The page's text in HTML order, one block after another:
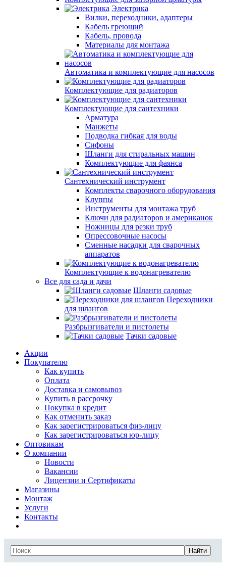
Электрика
Вилки, переходники, адаптеры
Кабель греющий
Кабель, провода
Материалы для монтажа
Автоматика и комплектующие для насосов
Комплектующие для радиаторов
Комплектующие для сантехники
Арматура
Манжеты
Подводка гибкая для воды
Сифоны
Шланги для стиральных машин
Комплектующие для фаянса
Сантехнический инструмент
Комплекты сварочного оборудования
Клуппы
Инструменты для монтажа труб
Ключи для радиаторов и американок
Ножницы для резки труб
Опрессовочные насосы
Сменные насадки для сварочных
аппаратов
Комплектующие к водонагревателю
Все для сада и дачи
Шланги садовые
Переходники
для шлангов
Разбрызгиватели и пистолеты
Тачки садовые
Акции
Покупателю
Как купить
Оплата
Доставка и самовывоз
Купить в рассрочку
Покупка в кредит
Как отменить заказ
Как зарегистрироваться физ-лицу
Как зарегистрироваться юр-лицу
Оптовикам
О компании
Новости
Вакансии
Лицензии и Сертификаты
Магазины
Монтаж
Услуги
Контакты
Найти